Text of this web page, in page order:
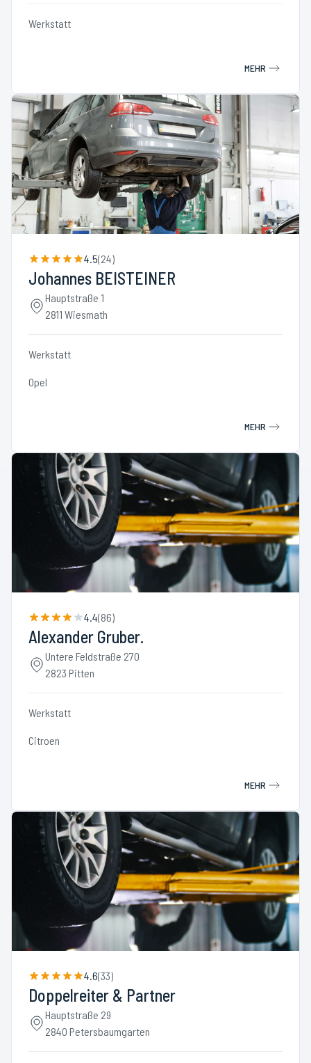
Werkstatt
MEHR
4.5(24)
Johannes BEISTEINER
Hauptstraße 1
2811 Wiesmath
Werkstatt
Opel
MEHR
4.4(86)
Alexander Gruber.
Untere Feldstraße 270
2823 Pitten
Werkstatt
Citroen
MEHR
4.6(33)
Doppelreiter & Partner
Hauptstraße 29
2840 Petersbaumgarten